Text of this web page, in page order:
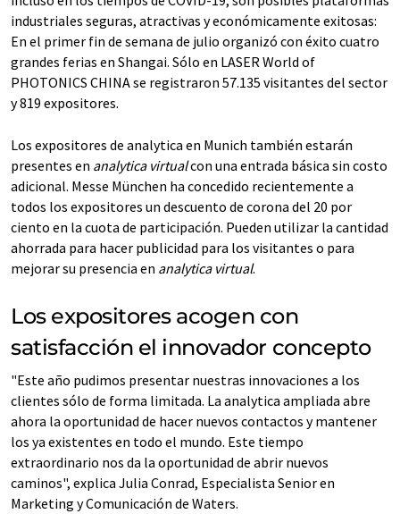
industriales seguras, atractivas y económicamente exitosas:
En el primer fin de semana de julio organizó con éxito cuatro
grandes ferias en Shangai. Sólo en LASER World of
PHOTONICS CHINA se registraron 57.135 visitantes del sector
y 819 expositores.
Los expositores de analytica en Munich también estarán
presentes en analytica virtualcon una entrada básica sin costo
adicional. Messe München ha concedido recientemente a
todos los expositores un descuento de corona del 20 por
ciento en la cuota de participación. Pueden utilizar la cantidad
ahorrada para hacer publicidad para los visitantes o para
mejorar su presencia en analytica virtual.
Los expositores acogen con
satisfacción el innovador concepto
"Este año pudimos presentar nuestras innovaciones a los
clientes sólo de forma limitada. La analytica ampliada abre
ahora la oportunidad de hacer nuevos contactos y mantener
los ya existentes en todo el mundo. Este tiempo
extraordinario nos da la oportunidad de abrir nuevos
caminos", explica Julia Conrad, Especialista Senior en
Marketing y Comunicación de Waters.